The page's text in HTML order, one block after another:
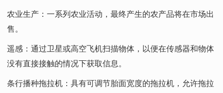
农业生产：一系列农业活动，最终产生的农产品将在市场出
售。
遥感：通过卫星或高空飞机扫描物体，以便在传感器和物体
没有直接接触的情况下获取信息。
条行播种拖拉机：具有可调节胎面宽度的拖拉机，允许拖拉